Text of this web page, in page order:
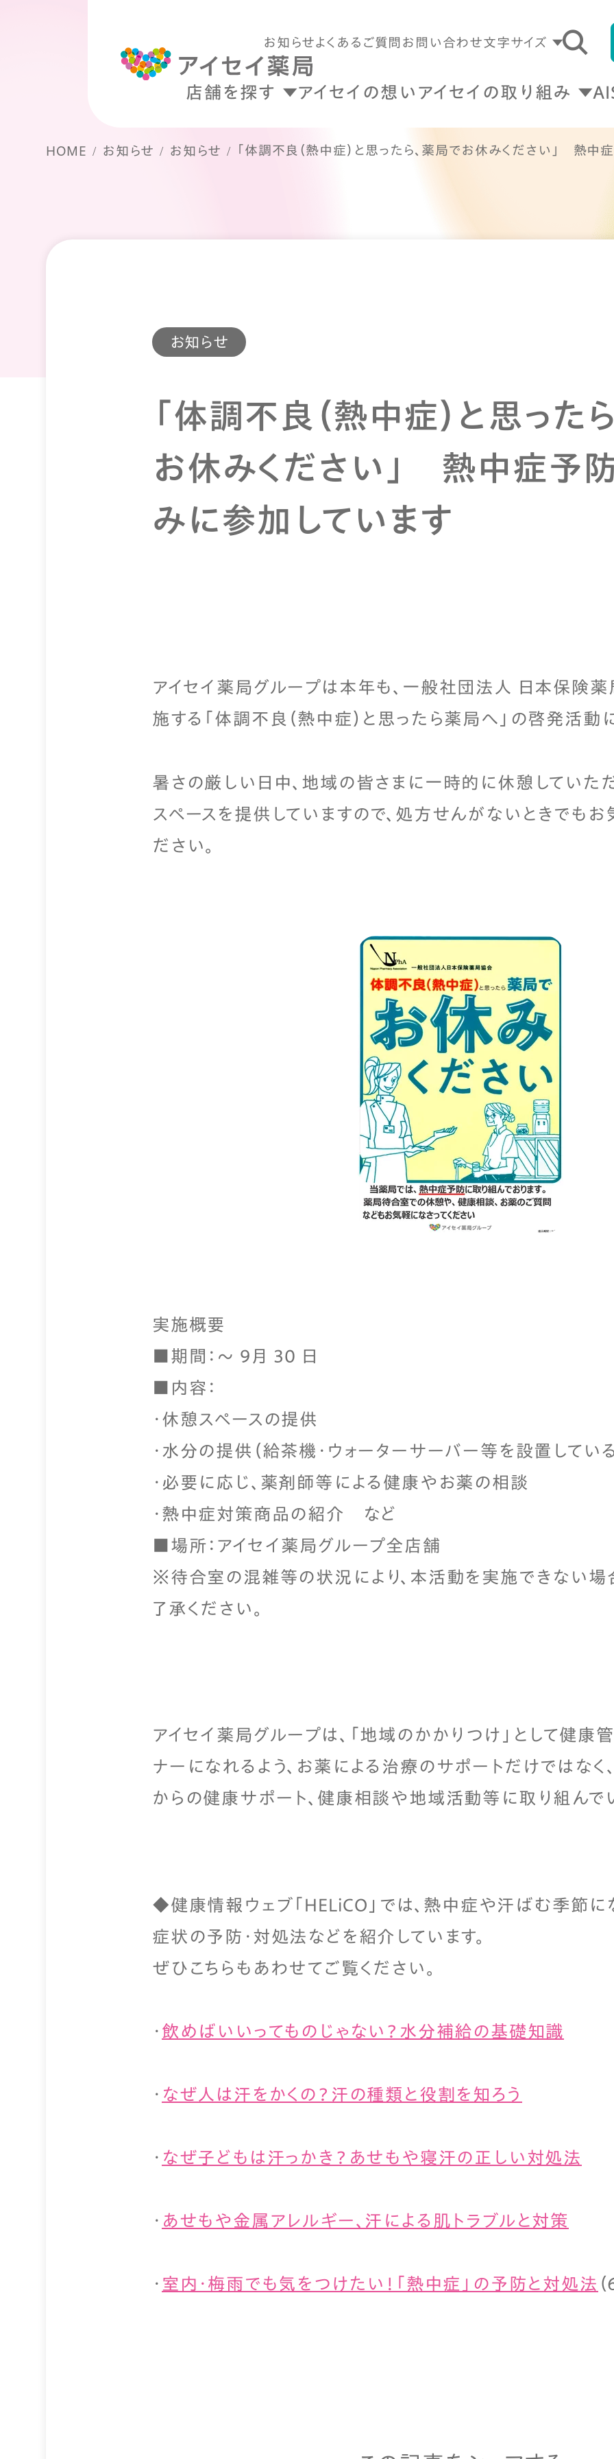
お知らせよくあるご質問 お問い合わせ文字サイズ
店舗を探す アイセイの想い アイセイの取り組み
HOME お知らせ お知らせ 「体調不良（熱中症）と思ったら、薬局でお休みください」 熱
お知らせ
「体調不良（熱中症）と思った
お休みください」 熱中症予
みに参加しています
アイセイ薬局グループは本年も、一般社団法人 日本保険薬
施する「体調不良（熱中症）と思ったら薬局へ」の啓発活動
暑さの厳しい日中、地域の皆さまに一時的に休憩していた
スペースを提供していますので、処方せんがないときでもお
ださい。
実施概要
■期間：～ 9月 30 日
■内容：
・休憩スペースの提供
・水分の提供（給茶機・ウォーターサーバー等を設置してい
・必要に応じ、薬剤師等による健康やお薬の相談
・熱中症対策商品の紹介 など
■場所：アイセイ薬局グループ全店舗
※待合室の混雑等の状況により、本活動を実施できない場
了承ください。
アイセイ薬局グループは、「地域のかかりつけ」として健康
ナーになれるよう、お薬による治療のサポートだけではな
からの健康サポート、健康相談や地域活動等に取り組んでい
◆健康情報ウェブ「HELiCO」では、熱中症や汗ばむ季節に
症状の予防・対処法などを紹介しています。
ぜひこちらもあわせてご覧ください。
・ 飲めばいいってものじゃない？水分補給の基礎知識
・ なぜ人は汗をかくの？汗の種類と役割を知ろう
・ なぜ子どもは汗っかき？あせもや寝汗の正しい対処法
・ あせもや金属アレルギー、汗による肌トラブルと対策
・ 室内・梅雨でも気をつけたい！「熱中症」の予防と対処法